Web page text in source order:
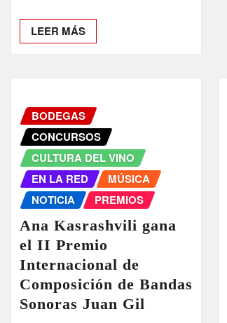
LEER MÁS
BODEGAS
CONCURSOS
CULTURA DEL VINO
EN LA RED
MÚSICA
NOTICIA
PREMIOS
Ana Kasrashvili gana
el II Premio
Internacional de
Composición de Bandas
Sonoras Juan Gil